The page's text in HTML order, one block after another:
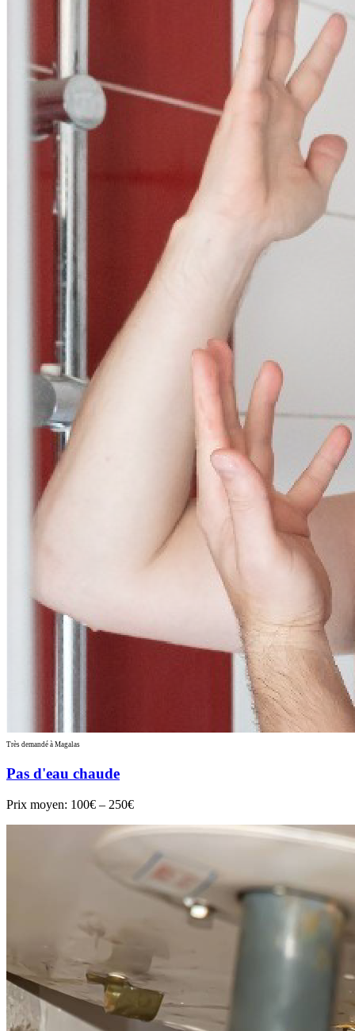
Très demandé à Magalas
Pas d'eau chaude
Prix moyen: 100€ – 250€